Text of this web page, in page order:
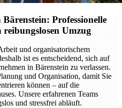
Professionelle
Umzug
und organisatorischem
ist es entscheidend, sich auf
in Bärenstein zu verlassen.
und Organisation, damit Sie
können – auf die
Unsere erfahrenen Teams
und stressfrei abläuft.